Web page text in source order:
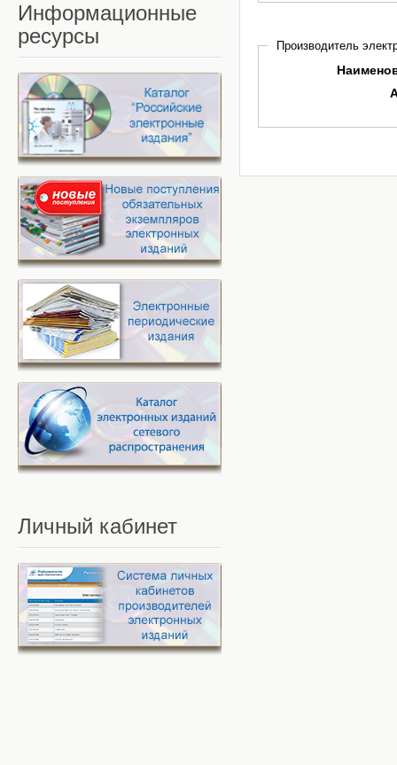
Производитель
Информационные
ресурсы
Личный кабинет